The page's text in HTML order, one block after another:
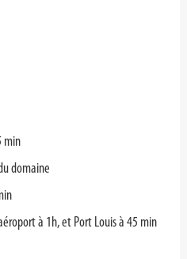
min
domaine
à 1h, et Port Louis à 45 min